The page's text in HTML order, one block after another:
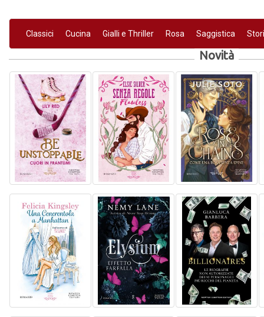
Classici Cucina Gialli e Thriller Rosa Saggistica
Novità